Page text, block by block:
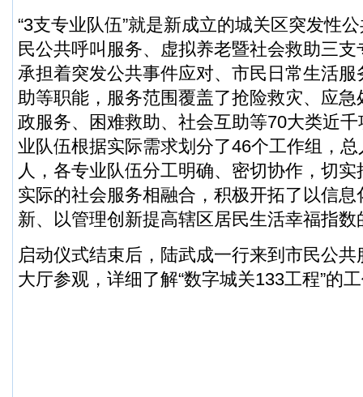
“3支专业队伍”就是新成立的城关区突发性
民公共呼叫服务、虚拟养老暨社会救助三
承担着突发公共事件应对、市民日常生活
助等职能，服务范围覆盖了抢险救灾、应
政服务、困难救助、社会互助等70大类近
业队伍根据实际需求划分了46个工作组，
人，各专业队伍分工明确、密切协作，切
实际的社会服务相融合，积极开拓了以信
新、以管理创新提高辖区居民生活幸福指数
启动仪式结束后，陆武成一行来到市民公
大厅参观，详细了解“数字城关133工程”的